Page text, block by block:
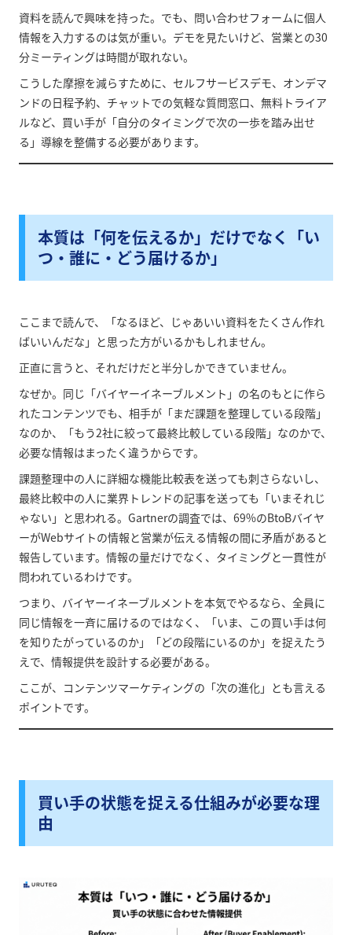
資料を読んで興味を持った。でも、問い合わせフォームに個人
情報を入力するのは気が重い。デモを見たいけど、営業との30
分ミーティングは時間が取れない。
こうした摩擦を減らすために、セルフサービスデモ、オンデマ
ンドの日程予約、チャットでの気軽な質問窓口、無料トライア
ルなど、買い手が「自分のタイミングで次の一歩を踏み出せ
る」導線を整備する必要があります。
本質は「何を伝えるか」だけでなく「い
つ・誰に・どう届けるか」
ここまで読んで、「なるほど、じゃあいい資料をたくさん作れ
ばいいんだな」と思った方がいるかもしれません。
正直に言うと、それだけだと半分しかできていません。
なぜか。同じ「バイヤーイネーブルメント」の名のもとに作ら
れたコンテンツでも、相手が「まだ課題を整理している段階」
なのか、「もう2社に絞って最終比較している段階」なのかで、
必要な情報はまったく違うからです。
課題整理中の人に詳細な機能比較表を送っても刺さらないし、
最終比較中の人に業界トレンドの記事を送っても「いまそれじ
ゃない」と思われる。Gartnerの調査では、69%のBtoBバイヤ
ーがWebサイトの情報と営業が伝える情報の間に矛盾があると
報告しています。情報の量だけでなく、タイミングと一貫性が
問われているわけです。
つまり、バイヤーイネーブルメントを本気でやるなら、全員に
同じ情報を一斉に届けるのではなく、「いま、この買い手は何
を知りたがっているのか」「どの段階にいるのか」を捉えたう
えで、情報提供を設計する必要がある。
ここが、コンテンツマーケティングの「次の進化」とも言える
ポイントです。
買い手の状態を捉える仕組みが必要な理
由